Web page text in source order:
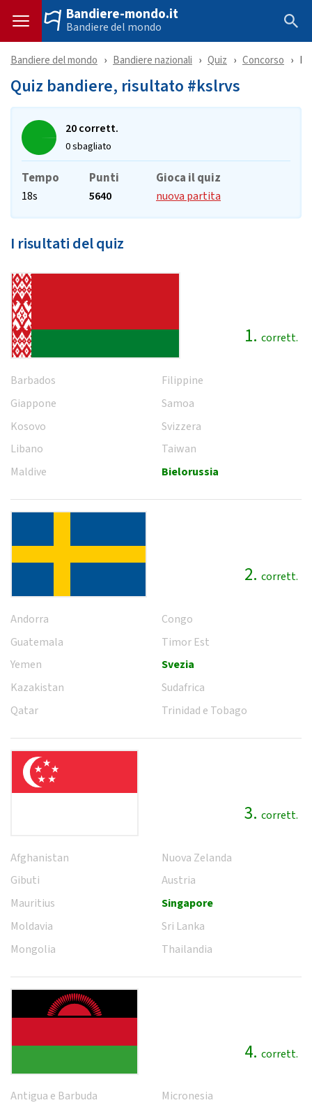
Bandiere-mondo.it
Bandiere del mondo
Bandiere del mondo Bandiere nazionali Quiz Concorso
Quiz bandiere, risultato #kslrvs
20 corrett.
0 sbagliato
Tempo
18s
Punti
5640
Gioca il quiz
nuova partita
I risultati del quiz
1. corrett.
Barbados
Giappone
Kosovo
Libano
Maldive
Filippine
Samoa
Svizzera
Taiwan
Bielorussia
2. corrett.
Andorra
Guatemala
Yemen
Kazakistan
Qatar
Congo
Timor Est
Svezia
Sudafrica
Trinidad e Tobago
3. corrett.
Afghanistan
Gibuti
Mauritius
Moldavia
Mongolia
Nuova Zelanda
Austria
Singapore
Sri Lanka
Thailandia
4. corrett.
Antigua e Barbuda
Micronesia